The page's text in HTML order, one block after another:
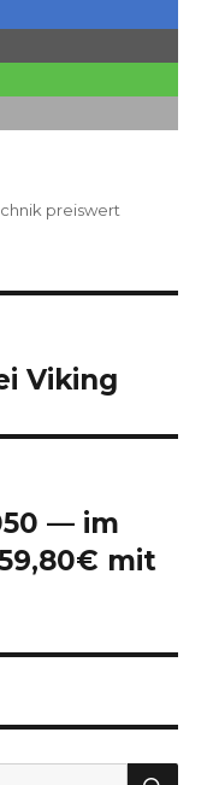
preiswert
Viking
— im
mit